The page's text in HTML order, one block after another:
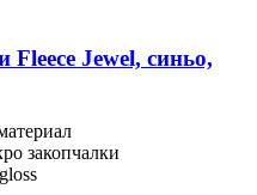
Fleece Jewel, синьо,
закопчалки